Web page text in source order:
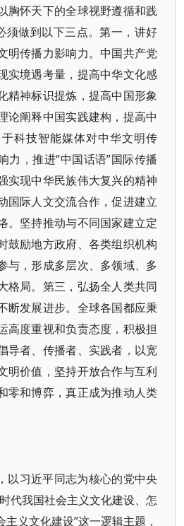
胸怀天下的全球视野遵循和践
须做到以下三点。第一，讲好
明传播力影响力。中国共产党
实境遇考量，提高中华文化感
精神标识提炼，提高中国形象
论阐释中国实践建构，提高中
科技智能媒体对中华文明传
力，推进“中国话语”国际传播
实现中华民族伟大复兴的精神
国际人文交流合作，促进建立
。坚持推动与不同国家建立定
鼓励地方政府、各类组织机构
与，形成多层次、多领域、多
格局。第三，弘扬全人类共同
断发展进步。全球各国都应秉
高度重视和负责态度，积极担
导者、传播者、实践者，以宽
明价值，坚持开放合作与互利
零和博弈，真正成为推动人类
以习近平同志为核心的党中央
代我国社会主义文化建设、怎
义文化建设”这一逻辑主题，